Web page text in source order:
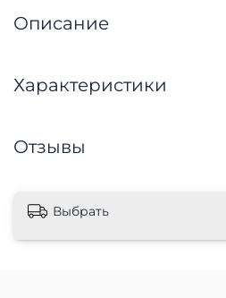
Описание
Характеристики
Отзывы
Выбрать